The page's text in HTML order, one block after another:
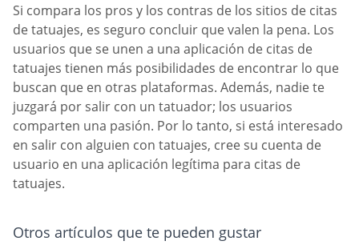
Si compara los pros y los contras de los sitios de citas
de tatuajes, es seguro concluir que valen la pena. Los
usuarios que se unen a una aplicación de citas de
tatuajes tienen más posibilidades de encontrar lo que
buscan que en otras plataformas. Además, nadie te
juzgará por salir con un tatuador; los usuarios
comparten una pasión. Por lo tanto, si está interesado
en salir con alguien con tatuajes, cree su cuenta de
usuario en una aplicación legítima para citas de
tatuajes.
Otros artículos que te pueden gustar